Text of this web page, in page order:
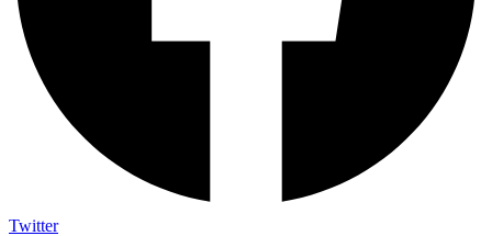
Twitter